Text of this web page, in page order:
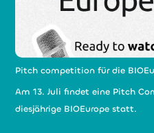
Pitch competition für die
Am 13. Juli findet eine Pitch
diesjährige BIOEurope statt.